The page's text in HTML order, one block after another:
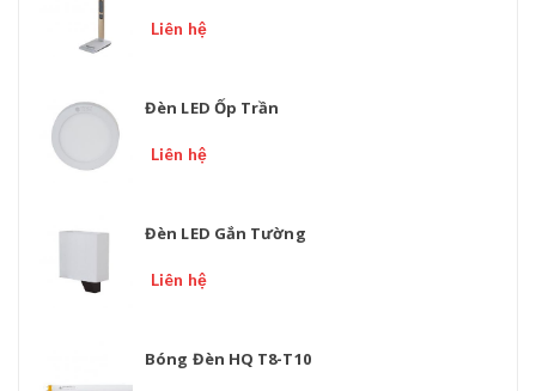
Liên hệ
Đèn LED Ốp Trần
Liên hệ
Đèn LED Gắn Tường
Liên hệ
Bóng Đèn HQ T8-T10